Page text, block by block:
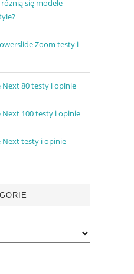
się modele
Zoom testy i
Next 80 testy i opinie
Next 100 testy i opinie
Next testy i opinie